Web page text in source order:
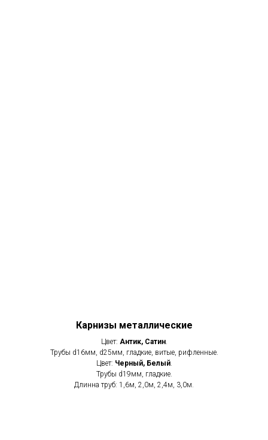
Карнизы металлические
Цвет: Антик, Сатин.
Трубы d16мм, d25мм, гладкие, витые, рифленные.
Цвет: Черный, Белый.
Трубы d19мм, гладкие.
Длинна труб: 1,6м, 2,0м, 2,4м, 3,0м.